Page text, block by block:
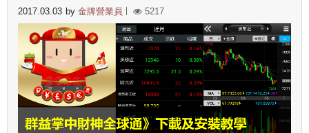
2017.03.03 by 金牌營業員 5217